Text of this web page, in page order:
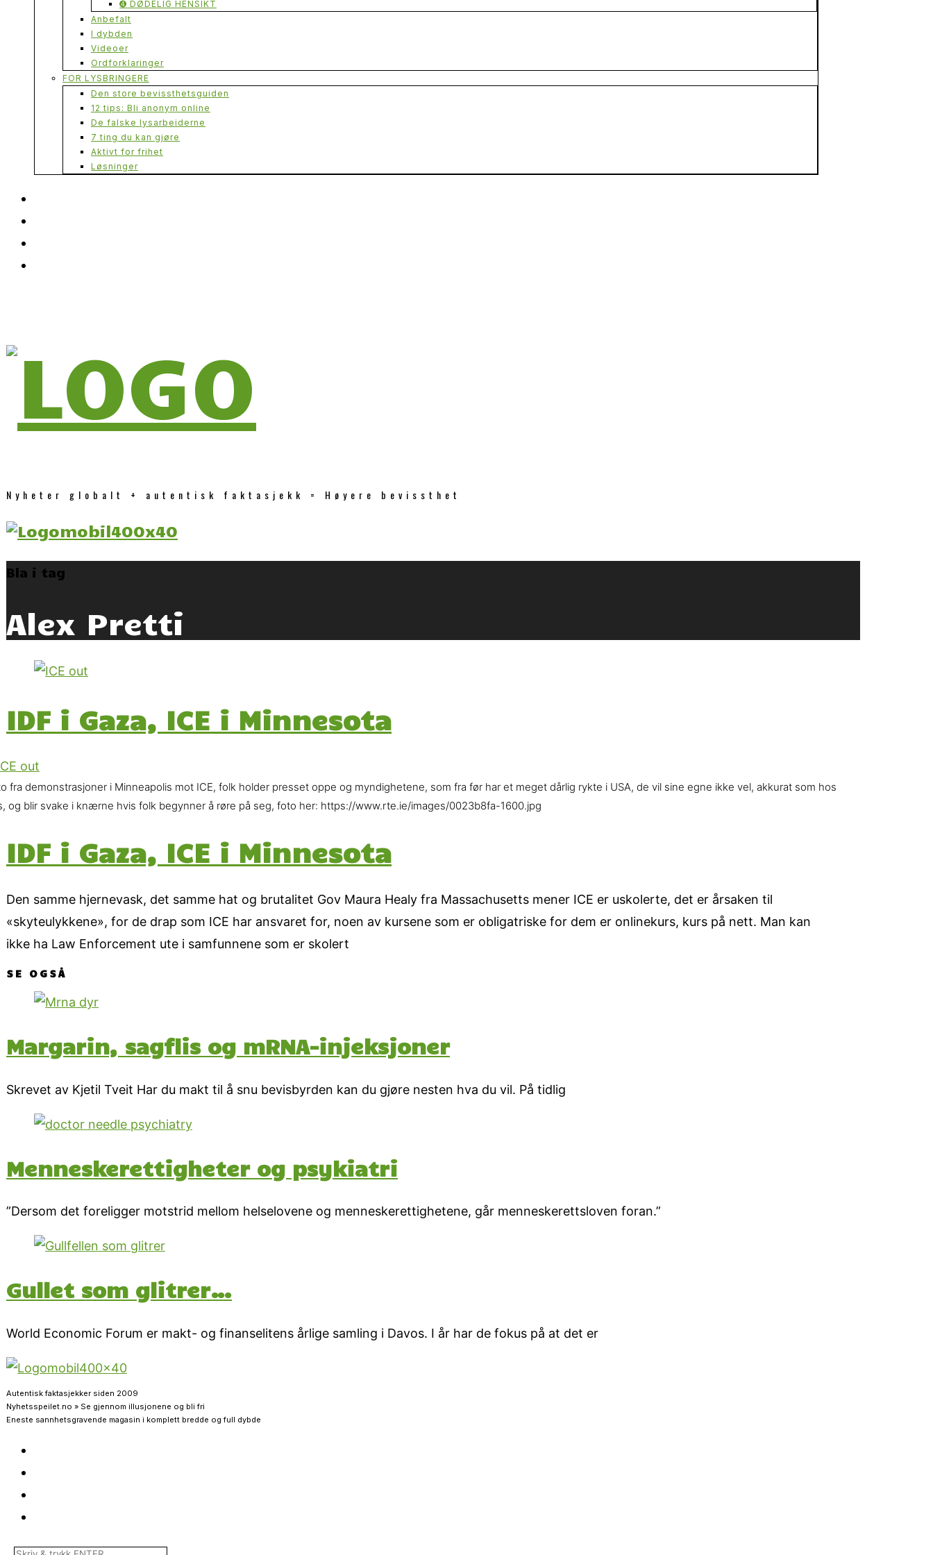
➍ DØDELIG HENSIKT
Anbefalt
I dybden
Videoer
Ordforklaringer
FOR LYSBRINGERE
Den store bevissthetsguiden
12 tips: Bli anonym online
De falske lysarbeiderne
7 ting du kan gjøre
Aktivt for frihet
Løsninger
Nyheter globalt + autentisk faktasjekk = Høyere bevissthet
Bla i tag
Alex Pretti
IDF i Gaza, ICE i Minnesota
fra demonstrasjoner i Minneapolis mot ICE, folk holder presset oppe og myndighetene, som fra før har et meget dårlig rykte i USA, de vil sine egne ikke vel, akkurat som hos
og blir svake i knærne hvis folk begynner å røre på seg, foto her: https://www.rte.ie/images/0023b8fa-1600.jpg
IDF i Gaza, ICE i Minnesota
Den samme hjernevask, det samme hat og brutalitet Gov Maura Healy fra Massachusetts mener ICE er uskolerte, det er årsaken til
«skyteulykkene», for de drap som ICE har ansvaret for, noen av kursene som er obligatriske for dem er onlinekurs, kurs på nett. Man kan
ikke ha Law Enforcement ute i samfunnene som er skolert
SE OGSÅ
Margarin, sagflis og mRNA-injeksjoner
Skrevet av Kjetil Tveit Har du makt til å snu bevisbyrden kan du gjøre nesten hva du vil. På tidlig
Menneskerettigheter og psykiatri
”Dersom det foreligger motstrid mellom helselovene og menneskerettighetene, går menneskerettsloven foran.”
Gullet som glitrer…
World Economic Forum er makt- og finanselitens årlige samling i Davos. I år har de fokus på at det er
Autentisk faktasjekker siden 2009
Nyhetsspeilet.no » Se gjennom illusjonene og bli fri
Eneste sannhetsgravende magasin i komplett bredde og full dybde